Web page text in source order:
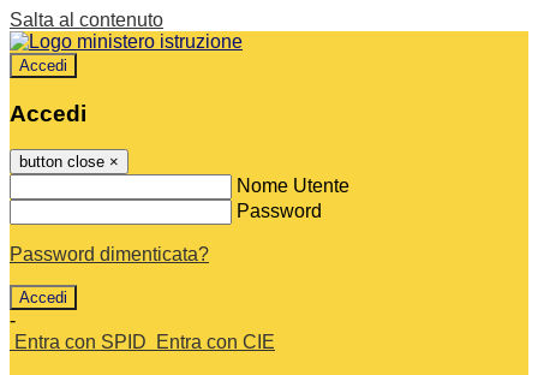
Salta al contenuto
Accedi
Accedi
button close ×
Nome Utente
Password
Password dimenticata?
-
Entra con SPID
Entra con CIE